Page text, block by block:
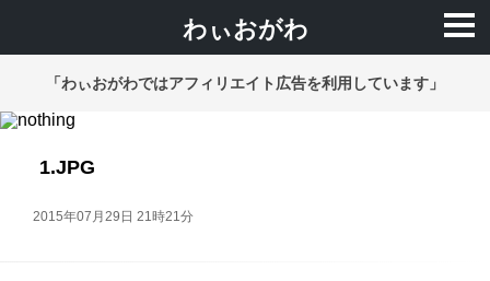
わぃおがわ
「わぃおがわではアフィリエイト広告を利用しています」
1.JPG
2015年07月29日 21時21分